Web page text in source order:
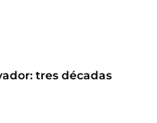
tres décadas